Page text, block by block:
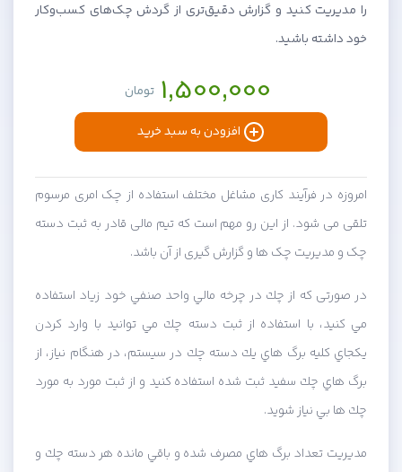
را مدیریت کنید و گزارش دقیق‌تری از گردش چک‌های کسب‌وکار
خود داشته باشید.
تومان
امروزه در فرآیند کاری مشاغل مختلف استفاده از چک امری مرسوم
تلقی می شود. از این رو مهم است که تیم مالی قادر به ثبت دسته
چک و مدیریت چک ها و گزارش گیری از آن باشد.
در صورتی که از چك در چرخه مالي واحد صنفي خود زياد استفاده
مي كنيد، با استفاده از ثبت دسته چك مي توانيد با وارد كردن
يكجاي كليه برگ هاي يك دسته چك در سيستم، در هنگام نياز، از
برگ هاي چك سفيد ثبت شده استفاده كنيد و از ثبت مورد به مورد
چك ها بي نياز شويد.
مديريت تعداد برگ هاي مصرف شده و باقي مانده هر دسته چك و